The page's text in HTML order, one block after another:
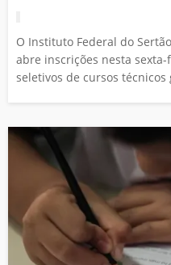
O Instituto Federal do
abre inscrições nesta sexta-
seletivos de cursos técnicos